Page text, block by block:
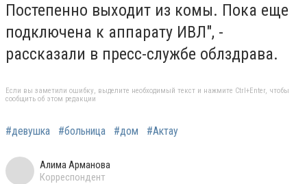
Постепенно выходит из комы. Пока еще
подключена к аппарату ИВЛ", -
рассказали в пресс-службе облздрава.
Если вы заметили ошибку, выделите необходимый текст и нажмите Ctrl+Enter, чтобы
сообщить об этом редакции
#девушка #больница #дом #Актау
Алима Арманова
Корреспондент